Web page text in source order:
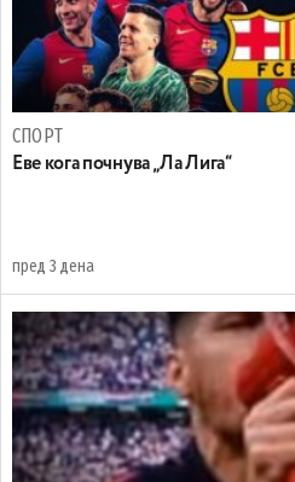
СПОРТ
Еве кога почнува „Ла Лига“
пред 3 дена